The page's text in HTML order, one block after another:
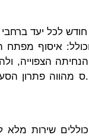
לכל יעד
איסוף
הצפוייה,
פתרון
שירות